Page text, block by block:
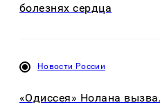
болезнях сердца
Новости России
«Одиссея» Нолана